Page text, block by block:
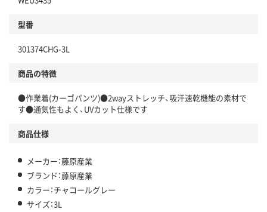
型番
301374CHG-3L
商品の特徴
●作業着(カーゴパンツ)●2wayストレッチ、吸汗速乾機能の素材で
す●通気性もよく、UVカット仕様です
商品仕様
メーカー：藤原産業
ブランド：藤原産業
カラー：チャコールグレー
サイズ：3L